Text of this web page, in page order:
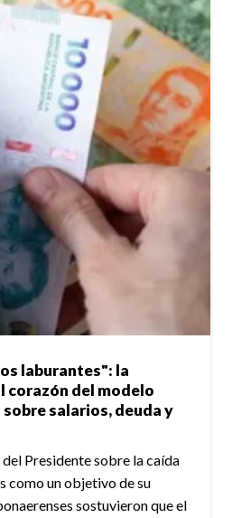
laburantes": la
corazón del modelo
salarios, deuda y
Presidente sobre la caída
como un objetivo de su
sostuvieron que el